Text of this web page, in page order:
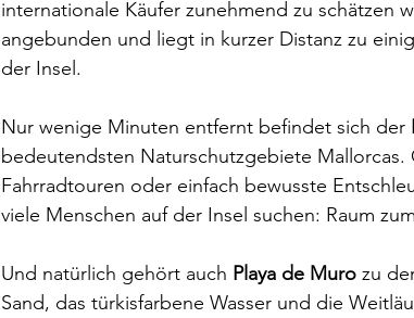
internationale Käufer zunehmend zu schätzen
angebunden und liegt in kurzer Distanz zu
der Insel.
Nur wenige Minuten entfernt befindet sich der
bedeutendsten Naturschutzgebiete
Fahrradtouren oder einfach bewusste
viele Menschen auf der Insel suchen: Raum
Und natürlich gehört auch Playa de Muro zu
Sand, das türkisfarbene Wasser und die